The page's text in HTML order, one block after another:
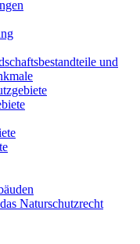
und
Naturschutzrecht